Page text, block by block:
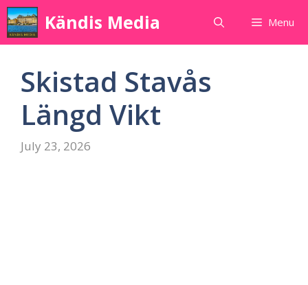
Skip
to
content
Kändis Media Menu
Skistad Stavås
Längd Vikt
July 23, 2026